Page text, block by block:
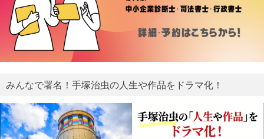
みんなで署名！手塚治虫の人生や作品をドラマ化！